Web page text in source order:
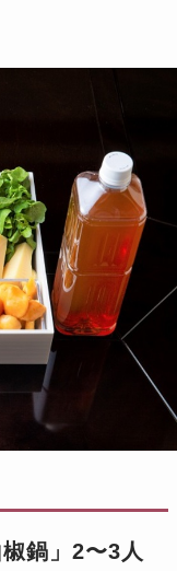
鍋」2〜3人